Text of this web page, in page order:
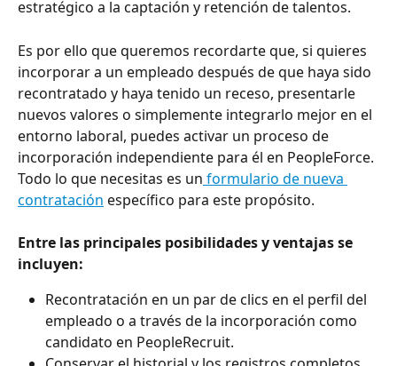
estratégico a la captación y retención de talentos.
Es por ello que queremos recordarte que, si quieres
incorporar a un empleado después de que haya sido
recontratado y haya tenido un receso, presentarle
nuevos valores o simplemente integrarlo mejor en el
entorno laboral, puedes activar un proceso de
incorporación independiente para él en PeopleForce.
Todo lo que necesitas es un formulario de nueva
contratación específico para este propósito.
Entre las principales posibilidades y ventajas se
incluyen:
Recontratación en un par de clics en el perfil del
empleado o a través de la incorporación como
candidato en PeopleRecruit.